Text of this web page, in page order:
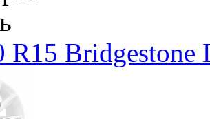
R15 Bridgestone